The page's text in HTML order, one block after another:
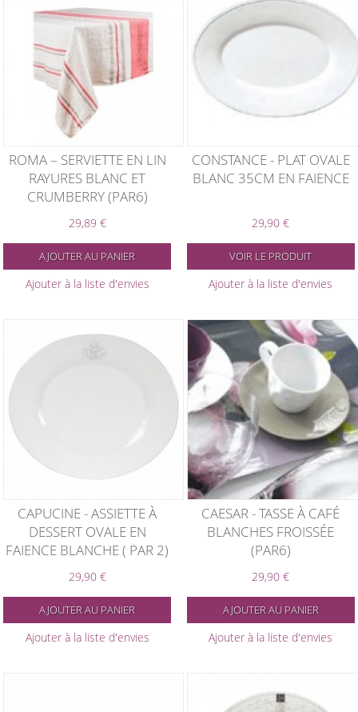
ROMA – SERVIETTE EN LIN
RAYURES BLANC ET
CRUMBERRY (PAR6)
29,89 €
AJOUTER AU PANIER
Ajouter à la liste d'envies
CONSTANCE - PLAT OVALE
BLANC 35CM EN FAIENCE
29,90 €
VOIR LE PRODUIT
Ajouter à la liste d'envies
CAPUCINE - ASSIETTE À
DESSERT OVALE EN
FAIENCE BLANCHE ( PAR 2)
29,90 €
AJOUTER AU PANIER
Ajouter à la liste d'envies
CAESAR - TASSE À CAFÉ
BLANCHES FROISSÉE
(PAR6)
29,90 €
AJOUTER AU PANIER
Ajouter à la liste d'envies